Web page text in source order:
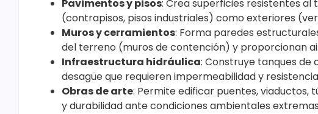
Pavimentos y pisos: Crea superficies resistentes
(contrapisos, pisos industriales) como exteriores
Muros y cerramientos: Forma paredes
del terreno (muros de contención) y proporcionan
Infraestructura hidráulica: Construye tanques de
desagüe que requieren impermeabilidad y
Obras de arte: Permite edificar puentes, viaductos,
y durabilidad ante condiciones ambientales